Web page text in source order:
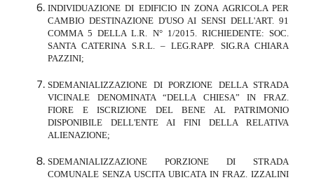
INDIVIDUAZIONE DI EDIFICIO IN ZONA AGRICOLA PER
CAMBIO DESTINAZIONE D'USO AI SENSI DELL'ART. 91
COMMA 5 DELLA L.R. N° 1/2015. RICHIEDENTE: SOC.
SANTA CATERINA S.R.L. – LEG.RAPP. SIG.RA CHIARA
PAZZINI;
SDEMANIALIZZAZIONE DI PORZIONE DELLA STRADA
VICINALE DENOMINATA “DELLA CHIESA” IN FRAZ.
FIORE E ISCRIZIONE DEL BENE AL PATRIMONIO
DISPONIBILE DELL'ENTE AI FINI DELLA RELATIVA
ALIENAZIONE;
SDEMANIALIZZAZIONE PORZIONE DI STRADA
COMUNALE SENZA USCITA UBICATA IN FRAZ. IZZALINI